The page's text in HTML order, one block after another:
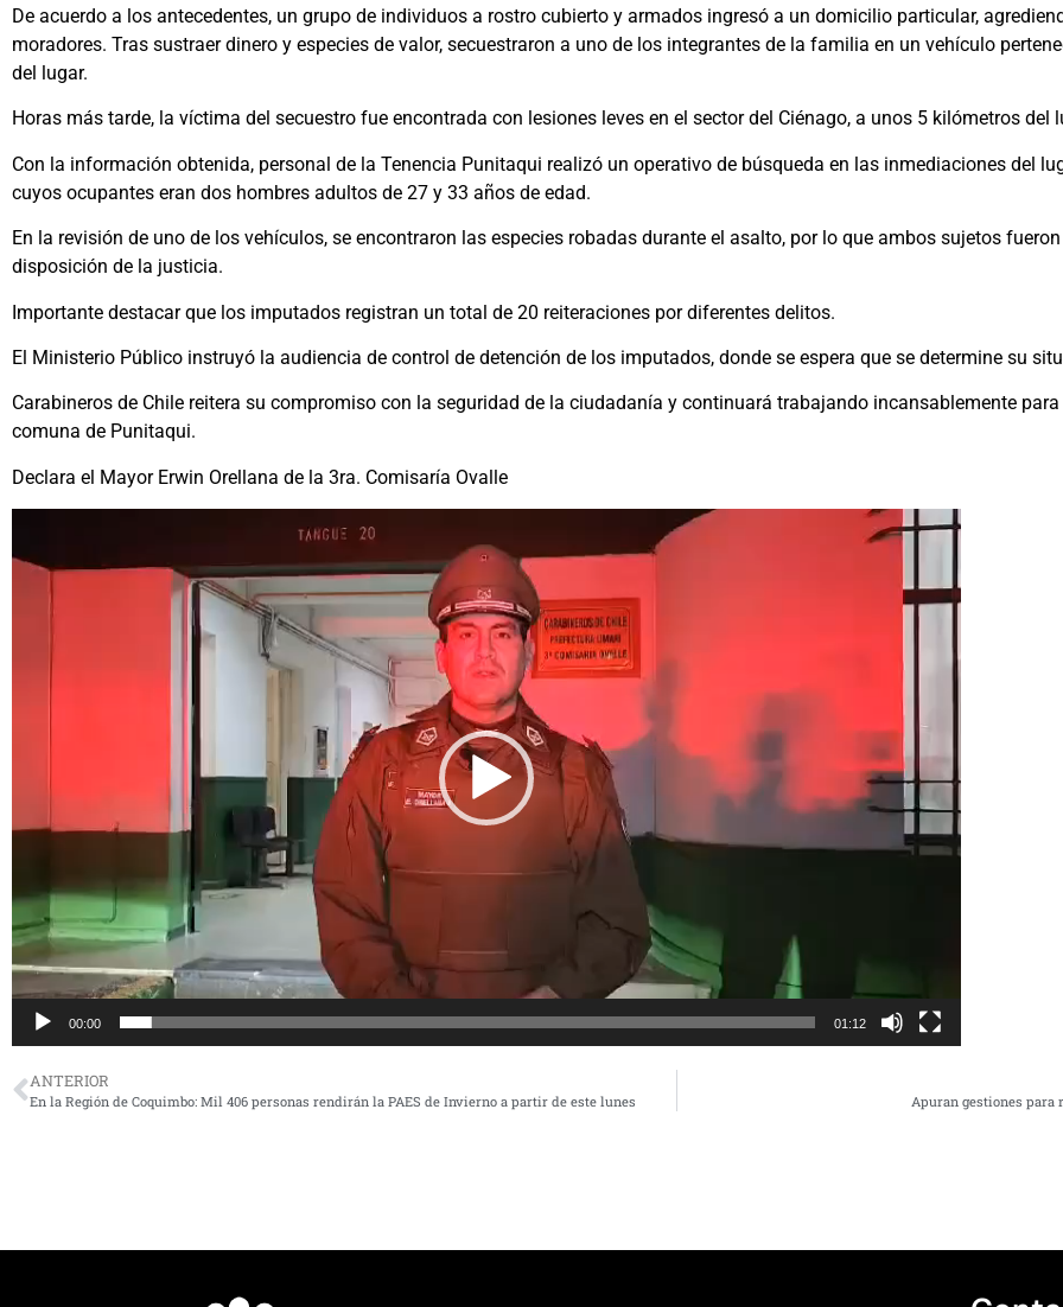
De acuerdo a los antecedentes, un grupo de individuos a rostro cubierto y armados ingresó a un domicilio particular,
moradores. Tras sustraer dinero y especies de valor, secuestraron a uno de los integrantes de la familia en un vehículo
del lugar.
Horas más tarde, la víctima del secuestro fue encontrada con lesiones leves en el sector del Ciénago, a unos 5 kilómetros del
Con la información obtenida, personal de la Tenencia Punitaqui realizó un operativo de búsqueda en las inmediaciones del
cuyos ocupantes eran dos hombres adultos de 27 y 33 años de edad.
En la revisión de uno de los vehículos, se encontraron las especies robadas durante el asalto, por lo que ambos sujetos
disposición de la justicia.
Importante destacar que los imputados registran un total de 20 reiteraciones por diferentes delitos.
El Ministerio Público instruyó la audiencia de control de detención de los imputados, donde se espera que se determine su
Carabineros de Chile reitera su compromiso con la seguridad de la ciudadanía y continuará trabajando incansablemente
comuna de Punitaqui.
Declara el Mayor Erwin Orellana de la 3ra. Comisaría Ovalle
vídeo
00:00 01:12
ANTERIOR
En la Región de Coquimbo: Mil 406 personas rendirán la PAES de Invierno a partir de este lunes Apuran gestiones para